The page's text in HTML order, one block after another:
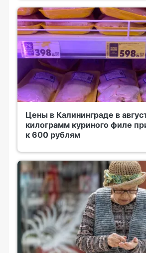
Цены в Калининграде в
килограмм куриного филе
к 600 рублям